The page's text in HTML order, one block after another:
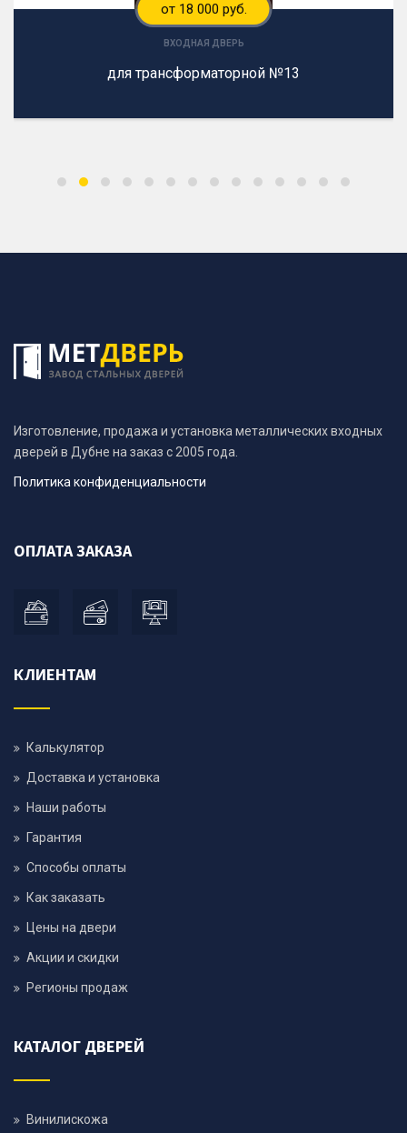
от 18 000 руб.
ВХОДНАЯ ДВЕРЬ
для трансформаторной №13
Изготовление, продажа и установка металлических входных
дверей в Дубне на заказ с 2005 года.
Политика конфиденциальности
ОПЛАТА ЗАКАЗА
КЛИЕНТАМ
Калькулятор
Доставка и установка
Наши работы
Гарантия
Способы оплаты
Как заказать
Цены на двери
Акции и скидки
Регионы продаж
КАТАЛОГ ДВЕРЕЙ
Винилискожа